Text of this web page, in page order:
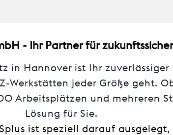
- Ihr Partner für
in Hannover ist Ihr
Werkstätten jeder Größe geht.
Arbeitsplätzen und mehreren
Lösung für Sie.
ist speziell darauf